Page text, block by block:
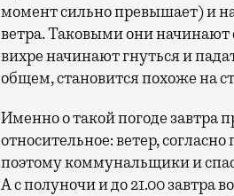
момент сильно превышает) и
ветра. Таковыми они
вихре начинают гнуться и
общем, становится похоже на
Именно о такой погоде
относительное: ветер,
поэтому коммунальщики и
А с полуночи и до 21.00 завтра